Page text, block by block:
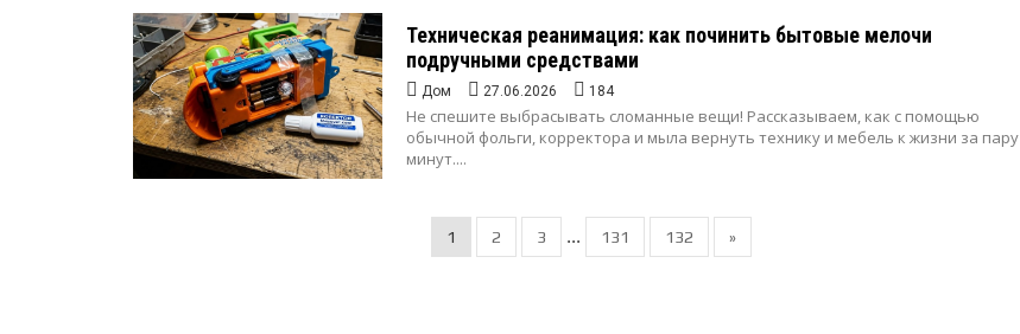
Техническая реанимация: как починить бытовые мелочи
подручными средствами
Дом 27.06.2026 184
Не спешите выбрасывать сломанные вещи! Рассказываем, как с помощью
обычной фольги, корректора и мыла вернуть технику и мебель к жизни за пару
минут....
1 2 3 ... 131 132 »